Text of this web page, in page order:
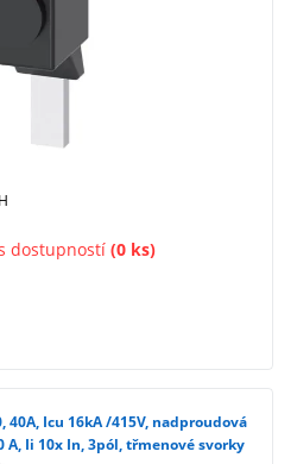
dostupností (0 ks)
40A, Icu 16kA /415V, nadproudová
A, Ii 10x In, 3pól, třmenové svorky